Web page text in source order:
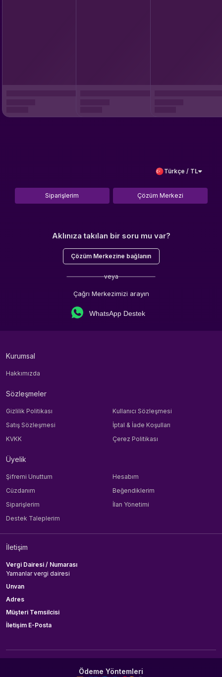
Türkçe / TL
Siparişlerim Çözüm Merkezi
Aklınıza takılan bir soru mu var?
Çözüm Merkezine bağlanın
veya
Çağrı Merkezimizi arayın
WhatsApp Destek
Kurumsal
Hakkımızda
Sözleşmeler
Gizlilik Politikası
Kullanıcı Sözleşmesi
Satış Sözleşmesi
İptal & İade Koşulları
KVKK
Çerez Politikası
Üyelik
Şifremi Unuttum
Hesabım
Cüzdanım
Beğendiklerim
Siparişlerim
İlan Yönetimi
Destek Taleplerim
İletişim
Vergi Dairesi / Numarası
Yamanlar vergi dairesi
Unvan
Adres
Müşteri Temsilcisi
İletişim E-Posta
Ödeme Yöntemleri